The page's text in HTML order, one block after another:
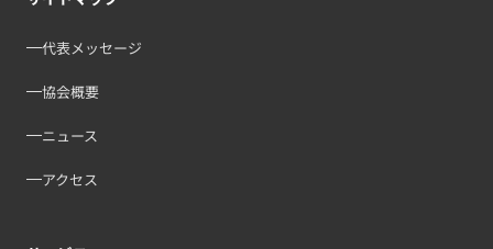
代表メッセージ
協会概要
ニュース
アクセス